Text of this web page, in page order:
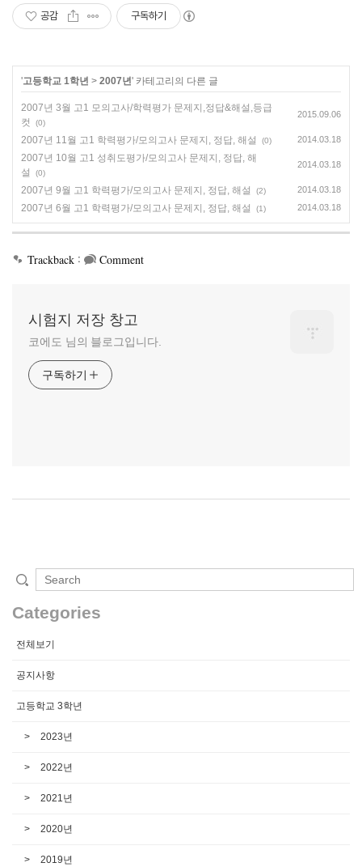
공감 구독하기
'고등학교 1학년 > 2007년' 카테고리의 다른 글
2007년 3월 고1 모의고사/학력평가 문제지,정답&해설,등급
컷
(0)
2015.09.06
2007년 11월 고1 학력평가/모의고사 문제지, 정답, 해설 (0) 2014.03.18
2007년 10월 고1 성취도평가/모의고사 문제지, 정답, 해
설
(0)
2014.03.18
2007년 9월 고1 학력평가/모의고사 문제지, 정답, 해설 (2) 2014.03.18
2007년 6월 고1 학력평가/모의고사 문제지, 정답, 해설 (1) 2014.03.18
Trackback : Comment
시험지 저장 창고
코에도 님의 블로그입니다.
구독하기
Categories
전체보기
공지사항
고등학교 3학년
2023년
2022년
2021년
2020년
2019년